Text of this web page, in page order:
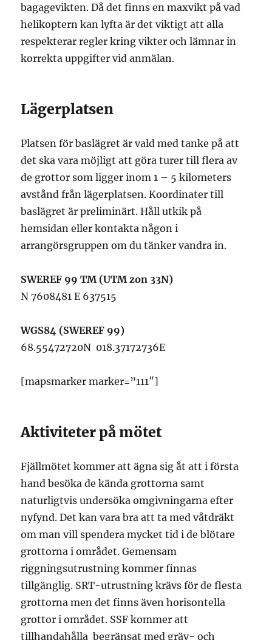
bagagevikten. Då det finns en maxvikt på vad
helikoptern kan lyfta är det viktigt att alla
respekterar regler kring vikter och lämnar in
korrekta uppgifter vid anmälan.
Lägerplatsen
Platsen för baslägret är vald med tanke på att
det ska vara möjligt att göra turer till flera av
de grottor som ligger inom 1 – 5 kilometers
avstånd från lägerplatsen. Koordinater till
baslägret är preliminärt. Håll utkik på
hemsidan eller kontakta någon i
arrangörsgruppen om du tänker vandra in.
SWEREF 99 TM (UTM zon 33N)
N 7608481 E 637515
WGS84 (SWEREF 99)
68.55472720N 018.37172736E
[mapsmarker marker=”111″]
Aktiviteter på mötet
Fjällmötet kommer att ägna sig åt att i första
hand besöka de kända grottorna samt
naturligtvis undersöka omgivningarna efter
nyfynd. Det kan vara bra att ta med våtdräkt
om man vill spendera mycket tid i de blötare
grottorna i området. Gemensam
riggningsutrustning kommer finnas
tillgänglig. SRT-utrustning krävs för de flesta
grottorna men det finns även horisontella
grottor i området. SSF kommer att
tillhandahålla begränsat med gräv- och